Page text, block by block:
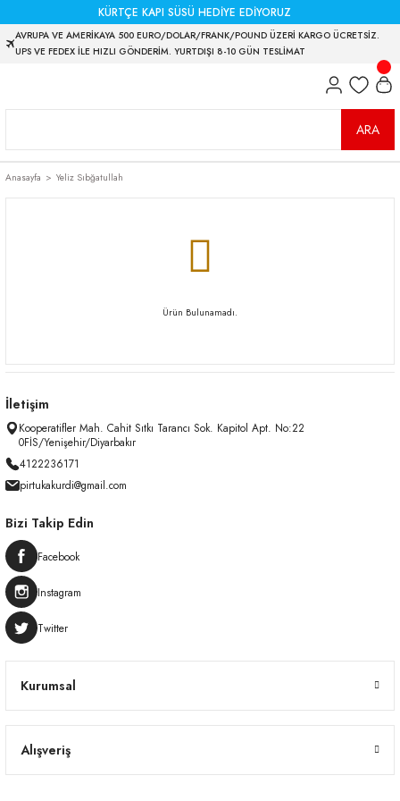
KÜRTÇE KAPI SÜSÜ HEDİYE EDİYORUZ
AVRUPA VE AMERİKAYA 500 EURO/DOLAR/FRANK/POUND ÜZERİ KARGO ÜCRETSİZ.
UPS VE FEDEX İLE HIZLI GÖNDERİM. YURTDIŞI 8-10 GÜN TESLİMAT
ARA
Anasayfa Yeliz Sıbğatullah
Ürün Bulunamadı.
İletişim
Kooperatifler Mah. Cahit Sıtkı Tarancı Sok. Kapitol Apt. No:22
0FİS/Yenişehir/Diyarbakır
4122236171
pirtukakurdi@gmail.com
Kurumsal
Alışveriş
Bizi Takip Edin
Facebook
Instagram
Twitter